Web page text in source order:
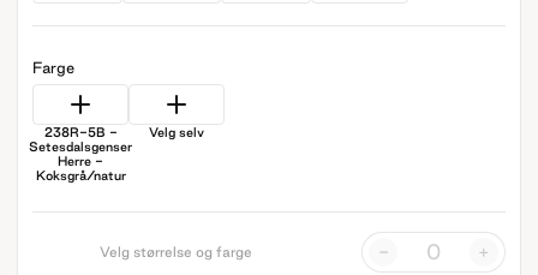
Farge
238R-5B -
Setesdalsgenser
Herre -
Koksgrå/natur
Velg selv
Velg størrelse og farge - +